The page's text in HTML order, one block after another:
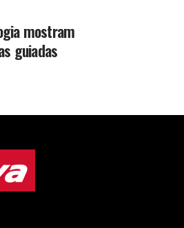
mostram
guiadas